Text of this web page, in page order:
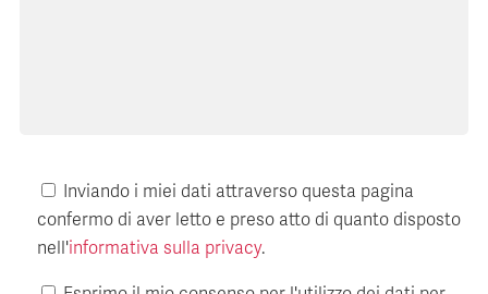
Inviando i miei dati attraverso questa pagina
confermo di aver letto e preso atto di quanto disposto
nell'informativa sulla privacy.